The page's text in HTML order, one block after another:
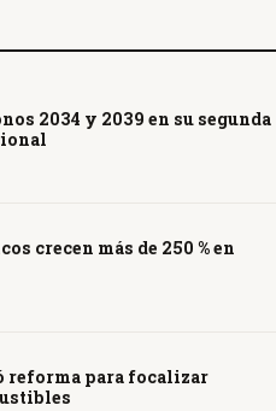
2034 y 2039 en su segunda
crecen más de 250 % en
reforma para focalizar